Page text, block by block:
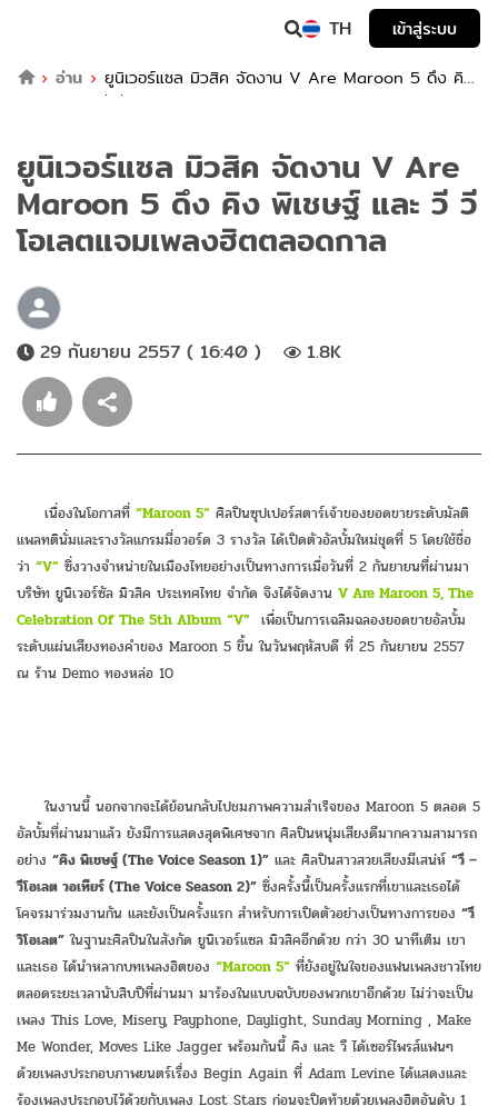
TH
เข้าสู่ระบบ
อ่าน
ยูนิเวอร์แซล มิวสิค จัดงาน V Are Maroon 5 ดึง คิง
พิเชษฐ์ และ วี วีโอเลตแจมเพลงฮิตตลอดกาล
ยูนิเวอร์แซล มิวสิค จัดงาน V Are
Maroon 5 ดึง คิง พิเชษฐ์ และ วี วี
โอเลตแจมเพลงฮิตตลอดกาล
29 กันยายน 2557 ( 16:40 ) 1.8K
เนื่องในโอกาสที่ “Maroon 5” ศิลปินซุปเปอร์สตาร์เจ้าของยอดขายระดับมัลติ
แพลทตินั่มและรางวัลแกรมมี่อวอร์ด 3 รางวัล ได้เปิดตัวอัลบั้มใหม่ชุดที่ 5 โดยใช้ชื่อ
ว่า “V” ซึ่งวางจำหน่ายในเมืองไทยอย่างเป็นทางการเมื่อวันที่ 2 กันยายนที่ผ่านมา
บริษัท ยูนิเวอร์ซัล มิวสิค ประเทศไทย จำกัด จึงได้จัดงาน V Are Maroon 5, The
Celebration Of The 5th Album “V” เพื่อเป็นการเฉลิมฉลองยอดขายอัลบั้ม
ระดับแผ่นเสียงทองคำของ Maroon 5 ขึ้น ในวันพฤหัสบดี ที่ 25 กันยายน 2557
ณ ร้าน Demo ทองหล่อ 10
ในงานนี้ นอกจากจะได้ย้อนกลับไปชมภาพความสำเร็จของ Maroon 5 ตลอด 5
อัลบั้มที่ผ่านมาแล้ว ยังมีการแสดงสุดพิเศษจาก ศิลปินหนุ่มเสียงดีมากความสามารถ
อย่าง “คิง พิเชษฐ์ (The Voice Season 1)” และ ศิลปินสาวสวยเสียงมีเสน่ห์ “วี –
วีโอเลต วอเทียร์ (The Voice Season 2)” ซึ่งครั้งนี้เป็นครั้งแรกที่เขาและเธอได้
โคจรมาร่วมงานกัน และยังเป็นครั้งแรก สำหรับการเปิดตัวอย่างเป็นทางการของ “วี
วิโอเลต” ในฐานะศิลปินในสังกัด ยูนิเวอร์แซล มิวสิคอีกด้วย กว่า 30 นาทีเต็ม เขา
และเธอ ได้นำหลากบทเพลงฮิตของ “Maroon 5” ที่ยังอยู่ในใจของแฟนเพลงชาวไทย
ตลอดระยะเวลานับสิบปีที่ผ่านมา มาร้องในแบบฉบับของพวกเขาอีกด้วย ไม่ว่าจะเป็น
เพลง This Love, Misery, Payphone, Daylight, Sunday Morning , Make
Me Wonder, Moves Like Jagger พร้อมกันนี้ คิง และ วี ได้เซอร์ไพรส์แฟนๆ
ด้วยเพลงประกอบภาพยนตร์เรื่อง Begin Again ที่ Adam Levine ได้แสดงและ
ร้องเพลงประกอบไว้ด้วยกับเพลง Lost Stars ก่อนจะปิดท้ายด้วยเพลงฮิตอันดับ 1